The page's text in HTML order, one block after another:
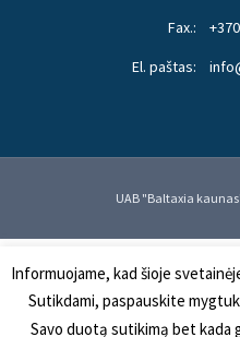
Fax.:
El. paštas:
UAB "Baltaxia
Informuojame, kad šioje
Sutikdami, paspauskite
Savo duotą sutikimą bet kada